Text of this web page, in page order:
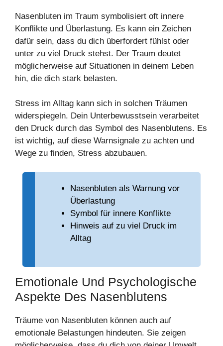
Nasenbluten im Traum symbolisiert oft innere
Konflikte und Überlastung. Es kann ein Zeichen
dafür sein, dass du dich überfordert fühlst oder
unter zu viel Druck stehst. Der Traum deutet
möglicherweise auf Situationen in deinem Leben
hin, die dich stark belasten.
Stress im Alltag kann sich in solchen Träumen
widerspiegeln. Dein Unterbewusstsein verarbeitet
den Druck durch das Symbol des Nasenblutens. Es
ist wichtig, auf diese Warnsignale zu achten und
Wege zu finden, Stress abzubauen.
Nasenbluten als Warnung vor
Überlastung
Symbol für innere Konflikte
Hinweis auf zu viel Druck im
Alltag
Emotionale Und Psychologische
Aspekte Des Nasenblutens
Träume von Nasenbluten können auch auf
emotionale Belastungen hindeuten. Sie zeigen